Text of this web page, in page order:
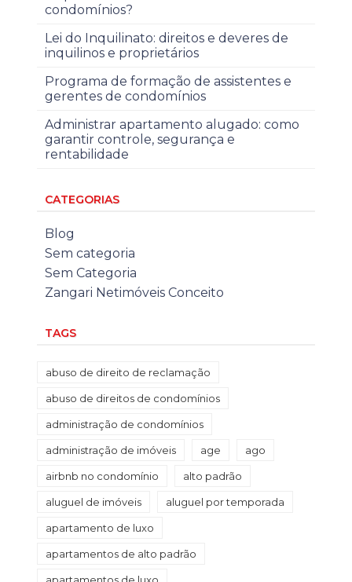
condomínios?
Lei do Inquilinato: direitos e deveres de
inquilinos e proprietários
Programa de formação de assistentes e
gerentes de condomínios
Administrar apartamento alugado: como
garantir controle, segurança e
rentabilidade
CATEGORIAS
Blog
Sem categoria
Sem Categoria
Zangari Netimóveis Conceito
TAGS
abuso de direito de reclamação
abuso de direitos de condomínios
administração de condomínios
administração de imóveis age ago
airbnb no condomínio alto padrão
aluguel de imóveis aluguel por temporada
apartamento de luxo
apartamentos de alto padrão